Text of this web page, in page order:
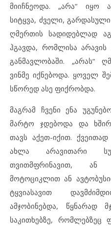
მიიჩნეოდა. „არა“ იყო
სიტყვა, ძველი,
ღმერთის სადიდებლად
ჰგავდა, რომლისა არავის
განმავლობაში. „არას“
ვინმე იქნებოდა. ყოველ
სწორედ ასე ფიქრობდა.
მაგრამ ჩვენი ენა
მარტო ჯდებოდა და
თავს აქეთ-იქით.
ახლა არავითარი
თვითმფრინავით, ან
მოტოციკლით ან
ტყვიასავით
ამჯობინებდა, წყნარად
საკითხებზე, რომლებზეც